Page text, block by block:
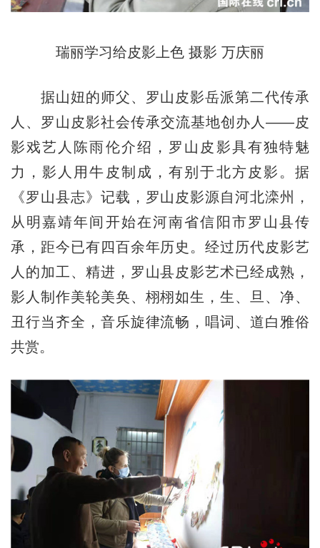
瑞丽学习给皮影上色 摄影 万庆丽
据山妞的师父、罗山皮影岳派第二代传承
人、罗山皮影社会传承交流基地创办人——皮
影戏艺人陈雨伦介绍，罗山皮影具有独特魅
力，影人用牛皮制成，有别于北方皮影。据
《罗山县志》记载，罗山皮影源自河北滦州，
从明嘉靖年间开始在河南省信阳市罗山县传
承，距今已有四百余年历史。经过历代皮影艺
人的加工、精进，罗山县皮影艺术已经成熟，
影人制作美轮美奂、栩栩如生，生、旦、净、
丑行当齐全，音乐旋律流畅，唱词、道白雅俗
共赏。